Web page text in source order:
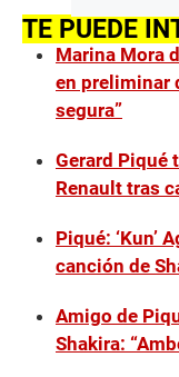
TE PUEDE
Marina Mora
en preliminar
segura”
Gerard Piqué
Renault tras
Piqué: ‘Kun’
canción de
Amigo de
Shakira: